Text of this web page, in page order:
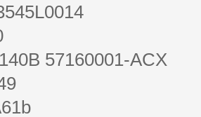
57160001-ACX